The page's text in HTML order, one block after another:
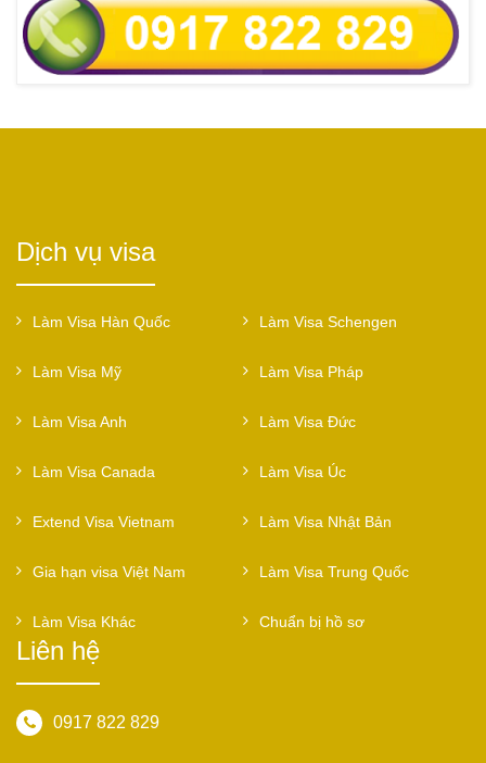
Dịch vụ visa
Làm Visa Hàn Quốc Làm Visa Schengen
Làm Visa Mỹ Làm Visa Pháp
Làm Visa Anh Làm Visa Đức
Làm Visa Canada Làm Visa Úc
Extend Visa Vietnam Làm Visa Nhật Bản
Gia hạn visa Việt Nam Làm Visa Trung Quốc
Làm Visa Khác Chuẩn bị hồ sơ
Liên hệ
0917 822 829